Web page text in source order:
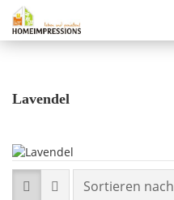
Lavendel
Sortieren nach